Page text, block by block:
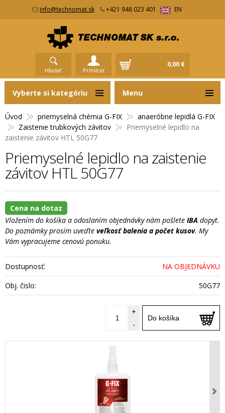
info@technomat.sk +421 948 023 401 EN
Hľadať Prihlásiť
0,00 €
Úvod priemyselná chémia G-FIX
anaeróbne lepidlá G-FIX
Zaistenie trubkových závitov
Priemyselné lepidlo na
zaistenie závitov HTL 50G77
Priemyselné lepidlo na zaistenie
závitov HTL 50G77
Cena na dotaz
Vložením do košíka a odoslaním objednávky nám pošlete IBA dopyt.
Do poznámky prosím uveďte veľkosť balenia a počet kusov. My
Vám vypracujeme cenovú ponuku.
Dostupnosť:
NA OBJEDNÁVKU
Obj. čislo:
50G77
Do košíka
+
-
Vyberte si kategóriu Menu